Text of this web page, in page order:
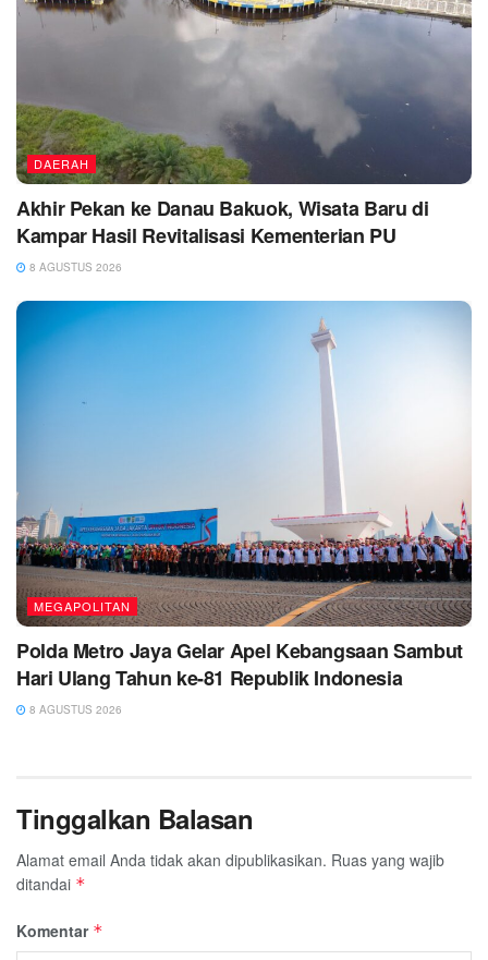
DAERAH
Akhir Pekan ke Danau Bakuok, Wisata Baru di
Kampar Hasil Revitalisasi Kementerian PU
8 AGUSTUS 2026
MEGAPOLITAN
Polda Metro Jaya Gelar Apel Kebangsaan Sambut
Hari Ulang Tahun ke-81 Republik Indonesia
8 AGUSTUS 2026
Tinggalkan Balasan
Alamat email Anda tidak akan dipublikasikan. Ruas yang wajib
ditandai *
Komentar *